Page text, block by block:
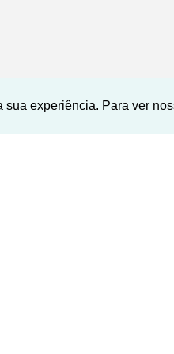
experiência. Para ver